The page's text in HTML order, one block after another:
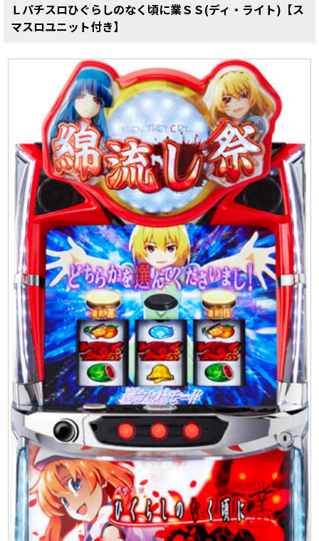
Ｌパチスロひぐらしのなく頃に業ＳＳ(ディ・ライト)【ス
マスロユニット付き】